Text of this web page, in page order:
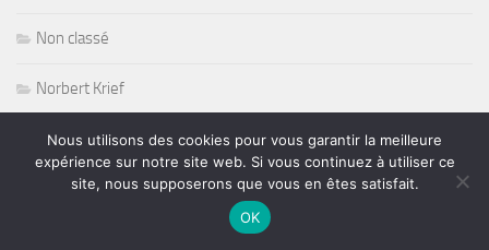
Non classé
Norbert Krief
Nous Productions
Nouvelle victoire pour Loeb
Nous utilisons des cookies pour vous garantir la meilleure
expérience sur notre site web. Si vous continuez à utiliser ce
site, nous supposerons que vous en êtes satisfait.
OK